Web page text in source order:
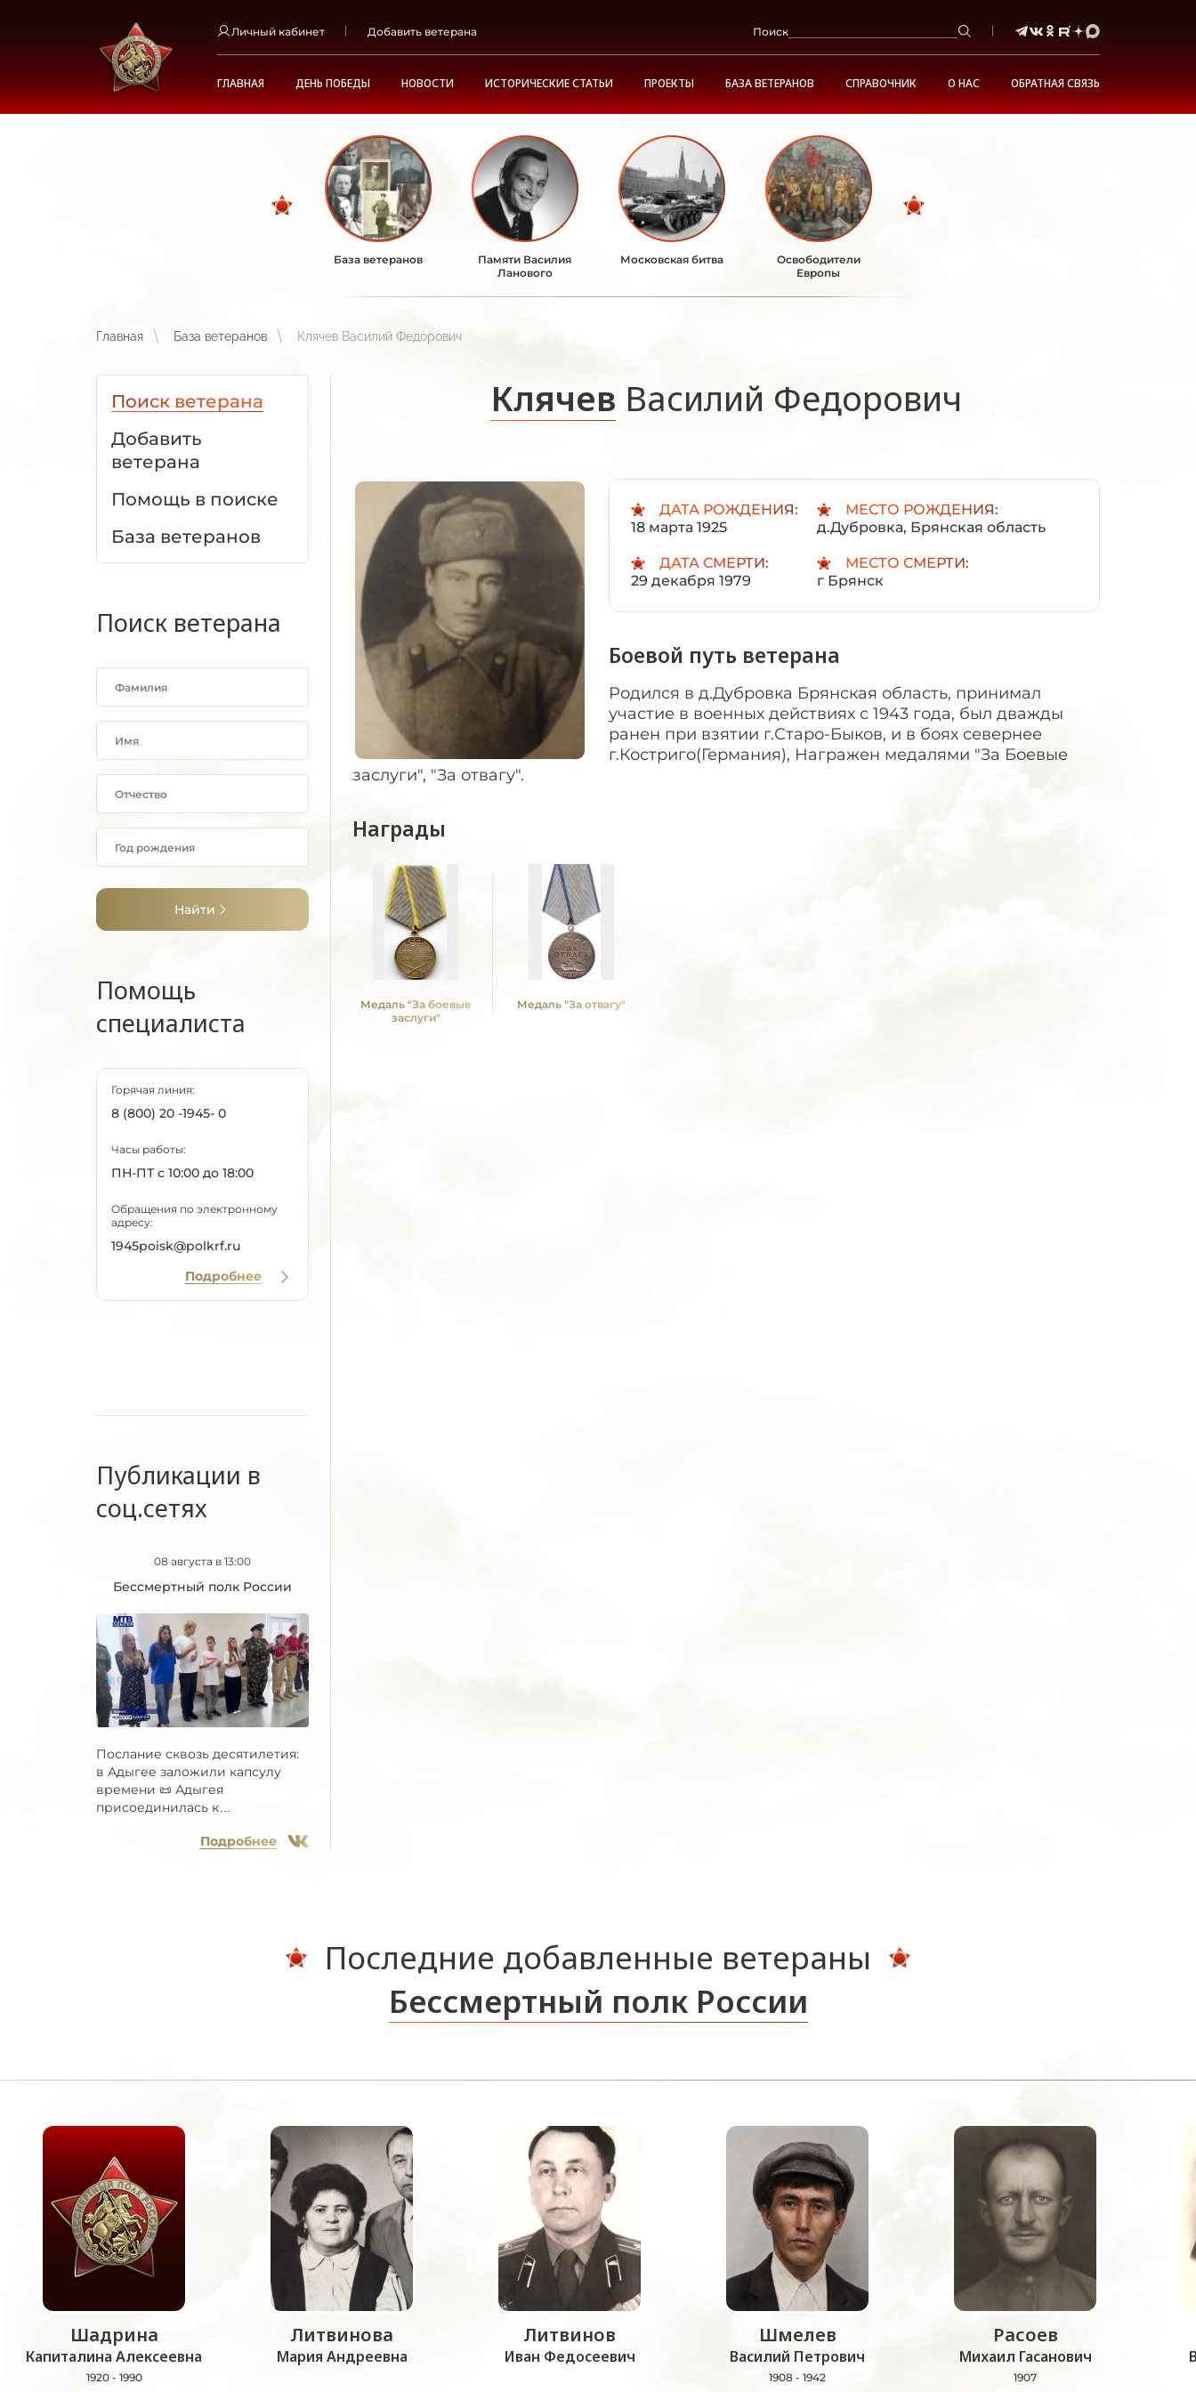
Личный кабинет Добавить ветерана Поиск
ГЛАВНАЯ ДЕНЬ ПОБЕДЫ НОВОСТИ ИСТОРИЧЕСКИЕ СТАТЬИ ПРОЕКТЫ БАЗА ВЕТЕРАНОВ СПРАВОЧНИК О НАС ОБРАТНАЯ СВЯЗЬ
База ветеранов
Памяти Василия
Ланового
Московская битва
Освободители
Европы
Главная База ветеранов Клячев Василий Федорович
Поиск ветерана
Добавить
ветерана
Помощь в поиске
База ветеранов
Поиск ветерана
Найти
Помощь
специалиста
Горячая линия:
8 (800) 20 -1945- 0
Часы работы:
ПН-ПТ с 10:00 до 18:00
Обращения по электронному
адресу:
1945poisk@polkrf.ru
Подробнее
Публикации в
соц.сетях
08 августа в 13:00
Бессмертный полк России
Послание сквозь десятилетия:
в Адыгее заложили капсулу
времени 📜 Адыгея
присоединилась к
Подробнее
Клячев Василий Федорович
ДАТА РОЖДЕНИЯ:
18 марта 1925
МЕСТО РОЖДЕНИЯ:
д.Дубровка, Брянская область
ДАТА СМЕРТИ:
29 декабря 1979
МЕСТО СМЕРТИ:
г Брянск
Боевой путь ветерана
Родился в д.Дубровка Брянская область, принимал
участие в военных действиях с 1943 года, был дважды
ранен при взятии г.Старо-Быков, и в боях севернее
г.Костриго(Германия), Награжен медалями "За Боевые
заслуги", "За отвагу".
Награды
Медаль "За боевые
заслуги"
Медаль "За отвагу"
Последние добавленные ветераны
Бессмертный полк России
Шадрина
Капиталина Алексеевна
1920 - 1990
Литвинова
Мария Андреевна
Литвинов
Иван Федосеевич
Шмелев
Василий Петрович
1908 - 1942
Расоев
Михаил Гасанович
1907